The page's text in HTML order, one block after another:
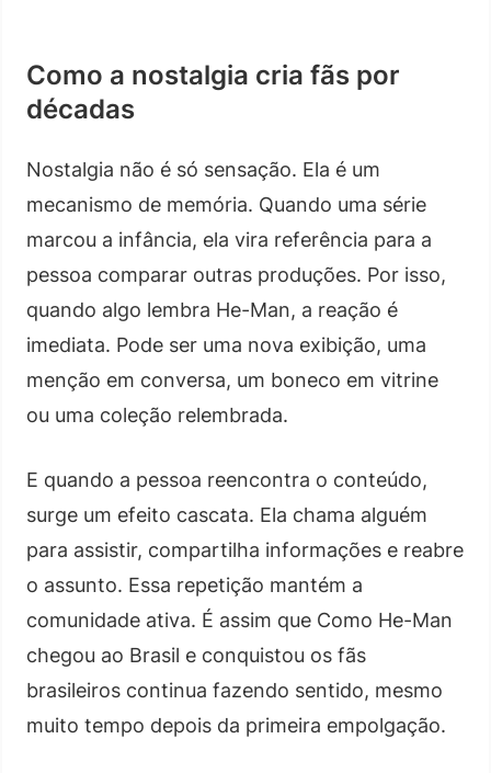
Como a nostalgia cria fãs por
décadas
Nostalgia não é só sensação. Ela é um
mecanismo de memória. Quando uma série
marcou a infância, ela vira referência para a
pessoa comparar outras produções. Por isso,
quando algo lembra He-Man, a reação é
imediata. Pode ser uma nova exibição, uma
menção em conversa, um boneco em vitrine
ou uma coleção relembrada.
E quando a pessoa reencontra o conteúdo,
surge um efeito cascata. Ela chama alguém
para assistir, compartilha informações e reabre
o assunto. Essa repetição mantém a
comunidade ativa. É assim que Como He-Man
chegou ao Brasil e conquistou os fãs
brasileiros continua fazendo sentido, mesmo
muito tempo depois da primeira empolgação.